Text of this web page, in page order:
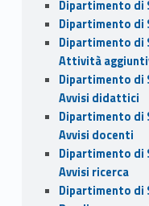
Dipartimento di
Dipartimento di
Dipartimento di
Attività
Dipartimento di
Avvisi didattici
Dipartimento di
Avvisi docenti
Dipartimento di
Avvisi ricerca
Dipartimento di